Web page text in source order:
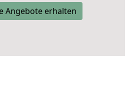
Angebote erhalten